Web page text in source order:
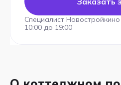
Специалист
10:00 до 19:00